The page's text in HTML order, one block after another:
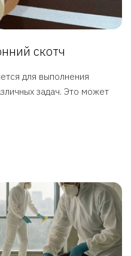
скотч
для выполнения
задач. Это может